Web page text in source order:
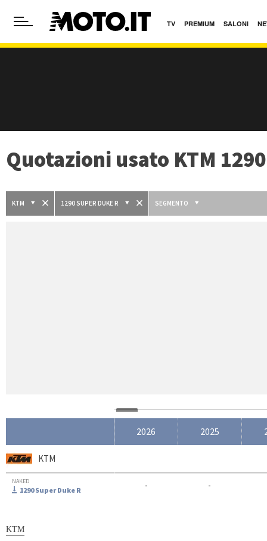
TV PREMIUM SALONI
Quotazioni usato KTM
KTM 1290 SUPER DUKE R SEGMENTO
KTM
NAKED
1290 Super Duke R
2026 2025
- -
KTM